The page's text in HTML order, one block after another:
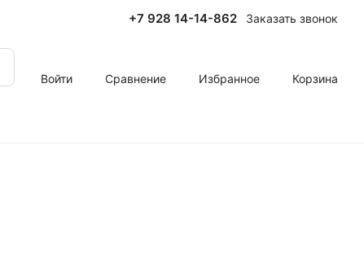
+7 928 14-14-862 Заказать звонок
Войти Сравнение Избранное Корзина